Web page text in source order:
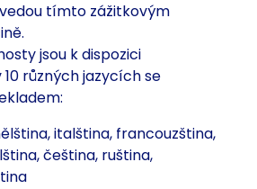
tímto zážitkovým
jsou k dispozici
různých jazycích se
italština, francouzština,
čeština, ruština,